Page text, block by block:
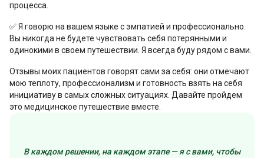
процесса.
✅ Я говорю на вашем языке с эмпатией и профессионально.
Вы никогда не будете чувствовать себя потерянными и
одинокими в своем путешествии. Я всегда буду рядом с вами.
Отзывы моих пациентов говорят сами за себя: они отмечают
мою теплоту, профессионализм и готовность взять на себя
инициативу в самых сложных ситуациях. Давайте пройдем
это медицинское путешествие вместе.
В каждом решении, на каждом этапе — я с вами, чтобы